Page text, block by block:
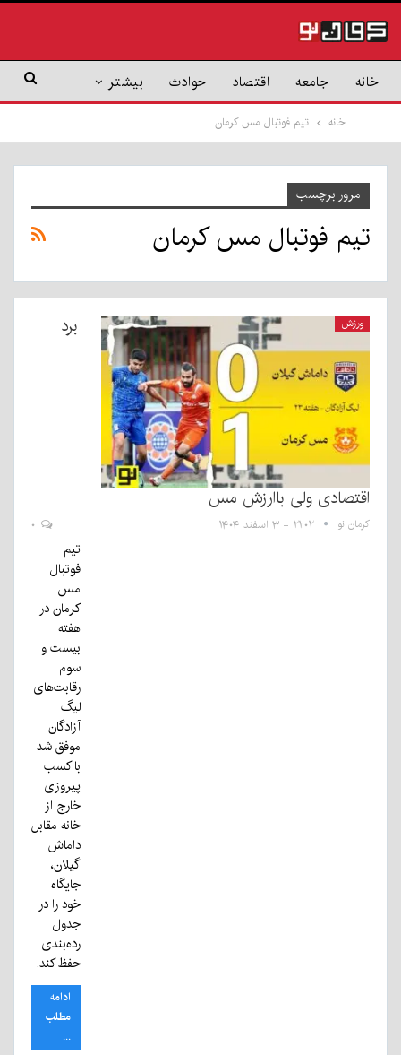
خانه جامعه اقتصاد حوادث بیشتر
خانه تیم فوتبال مس کرمان
مرور برچسب
تیم فوتبال مس کرمان
ورزش برد
اقتصادی ولی باارزش مس
کرمان نو ۲۱:۰۲ - ۳ اسفند ۱۴۰۴
تیم
فوتبال
مس
کرمان در
هفته
بیست و
سوم
رقابت‌های
لیگ
آزادگان
موفق شد
با کسب
پیروزی
خارج از
خانه مقابل
داماش
گیلان،
جایگاه
خود را در
جدول
رده‌بندی
حفظ کند.
ادامه
مطلب
...